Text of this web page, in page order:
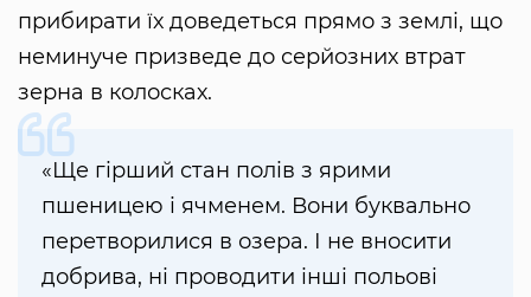
прибирати їх доведеться прямо з землі, що
неминуче призведе до серйозних втрат
зерна в колосках.
«Ще гірший стан полів з ярими
пшеницею і ячменем. Вони буквально
перетворилися в озера. І не вносити
добрива, ні проводити інші польові